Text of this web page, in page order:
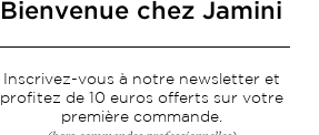
Devenir revendeur
Notre communauté
Bienvenue chez Jamini
Inscrivez-vous à notre newsletter et
profitez de 10 euros offerts sur votre
première commande.